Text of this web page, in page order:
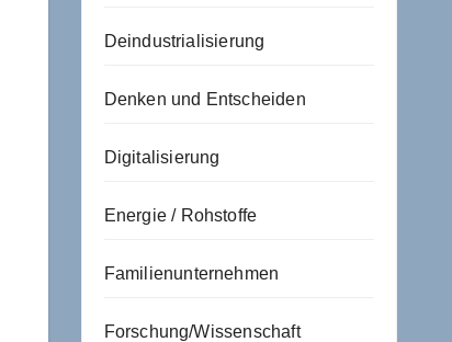
Deindustrialisierung
Denken und Entscheiden
Digitalisierung
Energie / Rohstoffe
Familienunternehmen
Forschung/Wissenschaft